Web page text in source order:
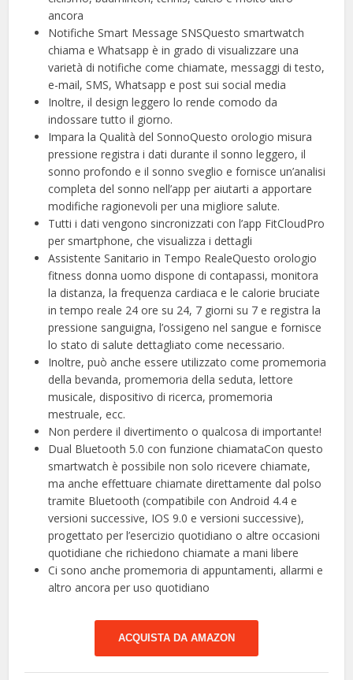
ancora
Notifiche Smart Message SNSQuesto smartwatch
chiama e Whatsapp è in grado di visualizzare una
varietà di notifiche come chiamate, messaggi di testo,
e-mail, SMS, Whatsapp e post sui social media
Inoltre, il design leggero lo rende comodo da
indossare tutto il giorno.
Impara la Qualità del SonnoQuesto orologio misura
pressione registra i dati durante il sonno leggero, il
sonno profondo e il sonno sveglio e fornisce un’analisi
completa del sonno nell’app per aiutarti a apportare
modifiche ragionevoli per una migliore salute.
Tutti i dati vengono sincronizzati con l’app FitCloudPro
per smartphone, che visualizza i dettagli
Assistente Sanitario in Tempo RealeQuesto orologio
fitness donna uomo dispone di contapassi, monitora
la distanza, la frequenza cardiaca e le calorie bruciate
in tempo reale 24 ore su 24, 7 giorni su 7 e registra la
pressione sanguigna, l’ossigeno nel sangue e fornisce
lo stato di salute dettagliato come necessario.
Inoltre, può anche essere utilizzato come promemoria
della bevanda, promemoria della seduta, lettore
musicale, dispositivo di ricerca, promemoria
mestruale, ecc.
Non perdere il divertimento o qualcosa di importante!
Dual Bluetooth 5.0 con funzione chiamataCon questo
smartwatch è possibile non solo ricevere chiamate,
ma anche effettuare chiamate direttamente dal polso
tramite Bluetooth (compatibile con Android 4.4 e
versioni successive, IOS 9.0 e versioni successive),
progettato per l’esercizio quotidiano o altre occasioni
quotidiane che richiedono chiamate a mani libere
Ci sono anche promemoria di appuntamenti, allarmi e
altro ancora per uso quotidiano
ACQUISTA DA AMAZON